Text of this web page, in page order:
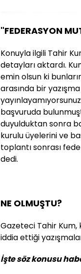
"FEDERASYON
Konuyla ilgili Tahir
detayları aktardı.
emin olsun ki
arasında bir
başvuruda
duyulduktan sonra
kurulu üyelerini ve
toplantı sonrası
dedi.
NE OLMUŞTU?
Gazeteci Tahir Kum,
iddia ettiği
İşte söz konusu